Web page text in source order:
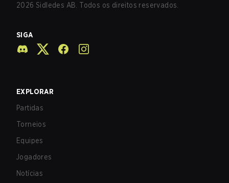
2026 Sidledes AB. Todos os direitos reservados.
SIGA
EXPLORAR
Partidas
Torneios
Equipes
Jogadores
Notícias